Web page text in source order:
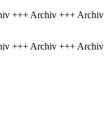
+++ Archiv +++ Archiv
+++ Archiv +++ Archiv